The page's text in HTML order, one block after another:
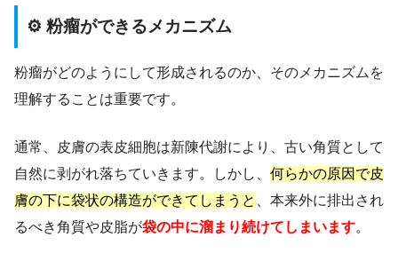
⚙️ 粉瘤ができるメカニズム
粉瘤がどのようにして形成されるのか、そのメカニズムを
理解することは重要です。
通常、皮膚の表皮細胞は新陳代謝により、古い角質として
自然に剥がれ落ちていきます。しかし、 何らかの原因で皮
膚の下に袋状の構造ができてしまうと
、本来外に排出され
るべき角質や皮脂が袋の中に溜まり続けてしまいます。